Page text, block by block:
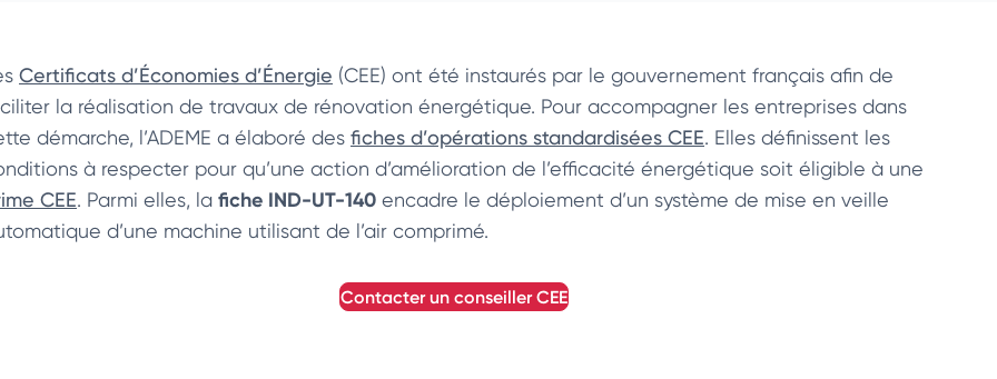
Certificats d’Économies d’Énergie (CEE) ont été instaurés par le gouvernement français afin de
la réalisation de travaux de rénovation énergétique. Pour accompagner les entreprises dans
démarche, l’ADEME a élaboré des fiches d’opérations standardisées CEE. Elles définissent les
à respecter pour qu’une action d’amélioration de l’efficacité énergétique soit éligible à une
CEE. Parmi elles, la fiche IND-UT-140 encadre le déploiement d’un système de mise en veille
d’une machine utilisant de l’air comprimé.
contacter un conseillerCEE